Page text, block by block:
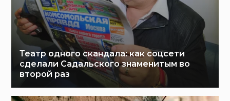
Театр одного скандала: как соцсети
сделали Садальского знаменитым во
второй раз